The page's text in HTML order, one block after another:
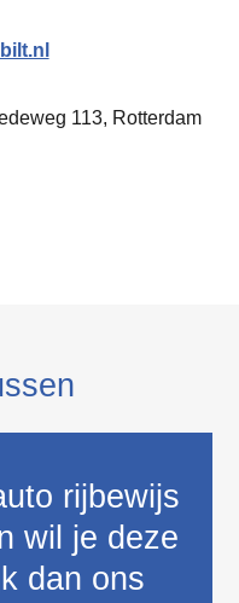
113, Rotterdam
rijbewijs
wil je deze
dan ons